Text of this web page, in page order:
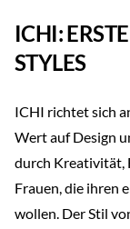
ICHI:
STYLES
ICHI richtet sich
Wert auf Design
durch Kreativität,
Frauen, die ihren
wollen. Der Stil